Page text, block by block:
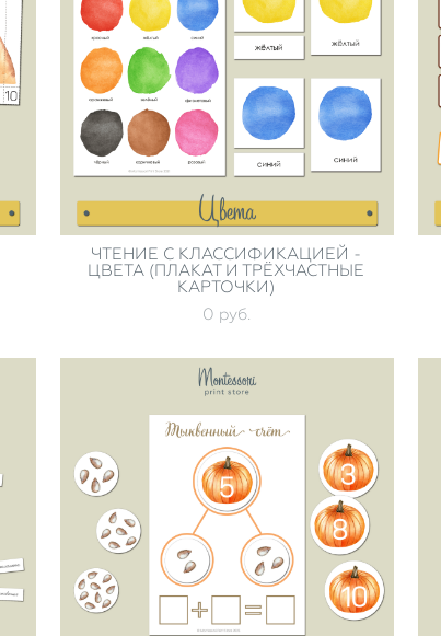
ЧТЕНИЕ С КЛАССИФИКАЦИЕЙ -
ЦВЕТА (ПЛАКАТ И ТРЁХЧАСТНЫЕ
КАРТОЧКИ)
0 pуб.